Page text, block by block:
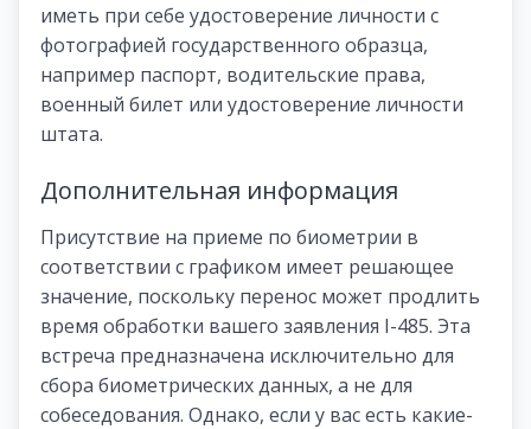
иметь при себе удостоверение личности с
фотографией государственного образца,
например паспорт, водительские права,
военный билет или удостоверение личности
штата.
Дополнительная информация
Присутствие на приеме по биометрии в
соответствии с графиком имеет решающее
значение, поскольку перенос может продлить
время обработки вашего заявления I-485. Эта
встреча предназначена исключительно для
сбора биометрических данных, а не для
собеседования. Однако, если у вас есть какие-